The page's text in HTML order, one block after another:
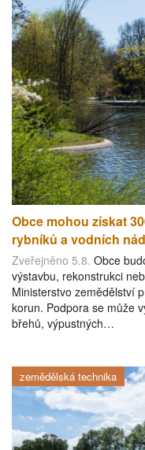
Obce mohou získat
rybníků a vodních
Zveřejněno 5.8. Obce
výstavbu, rekonstrukci
Ministerstvo zemědělství
korun. Podpora se může
břehů, výpustných…
zemědělská technika